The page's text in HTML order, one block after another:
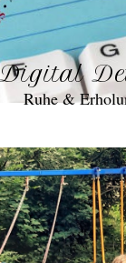
Ruhe &